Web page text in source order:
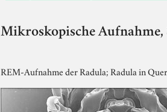
Mikroskopische
REM-Aufnahme der Radula; Radula in